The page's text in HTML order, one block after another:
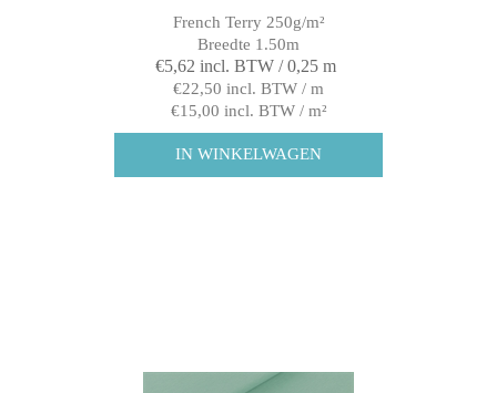
French Terry 250g/m²
Breedte 1.50m
€5,62 incl. BTW / 0,25 m
€22,50 incl. BTW / m
€15,00 incl. BTW / m²